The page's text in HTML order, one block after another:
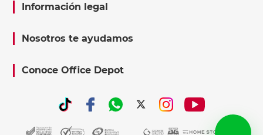
Información legal
Nosotros te ayudamos
Conoce Office Depot